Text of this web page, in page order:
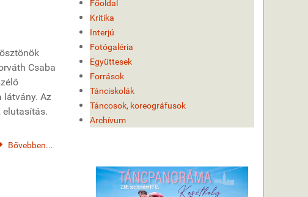
Csaba
látvány. Az
elutasítás.
Bővebben...
Főoldal
Kritika
Interjú
Fotógaléria
Együttesek
Források
Tánciskolák
Táncosok, koreográfusok
Archívum